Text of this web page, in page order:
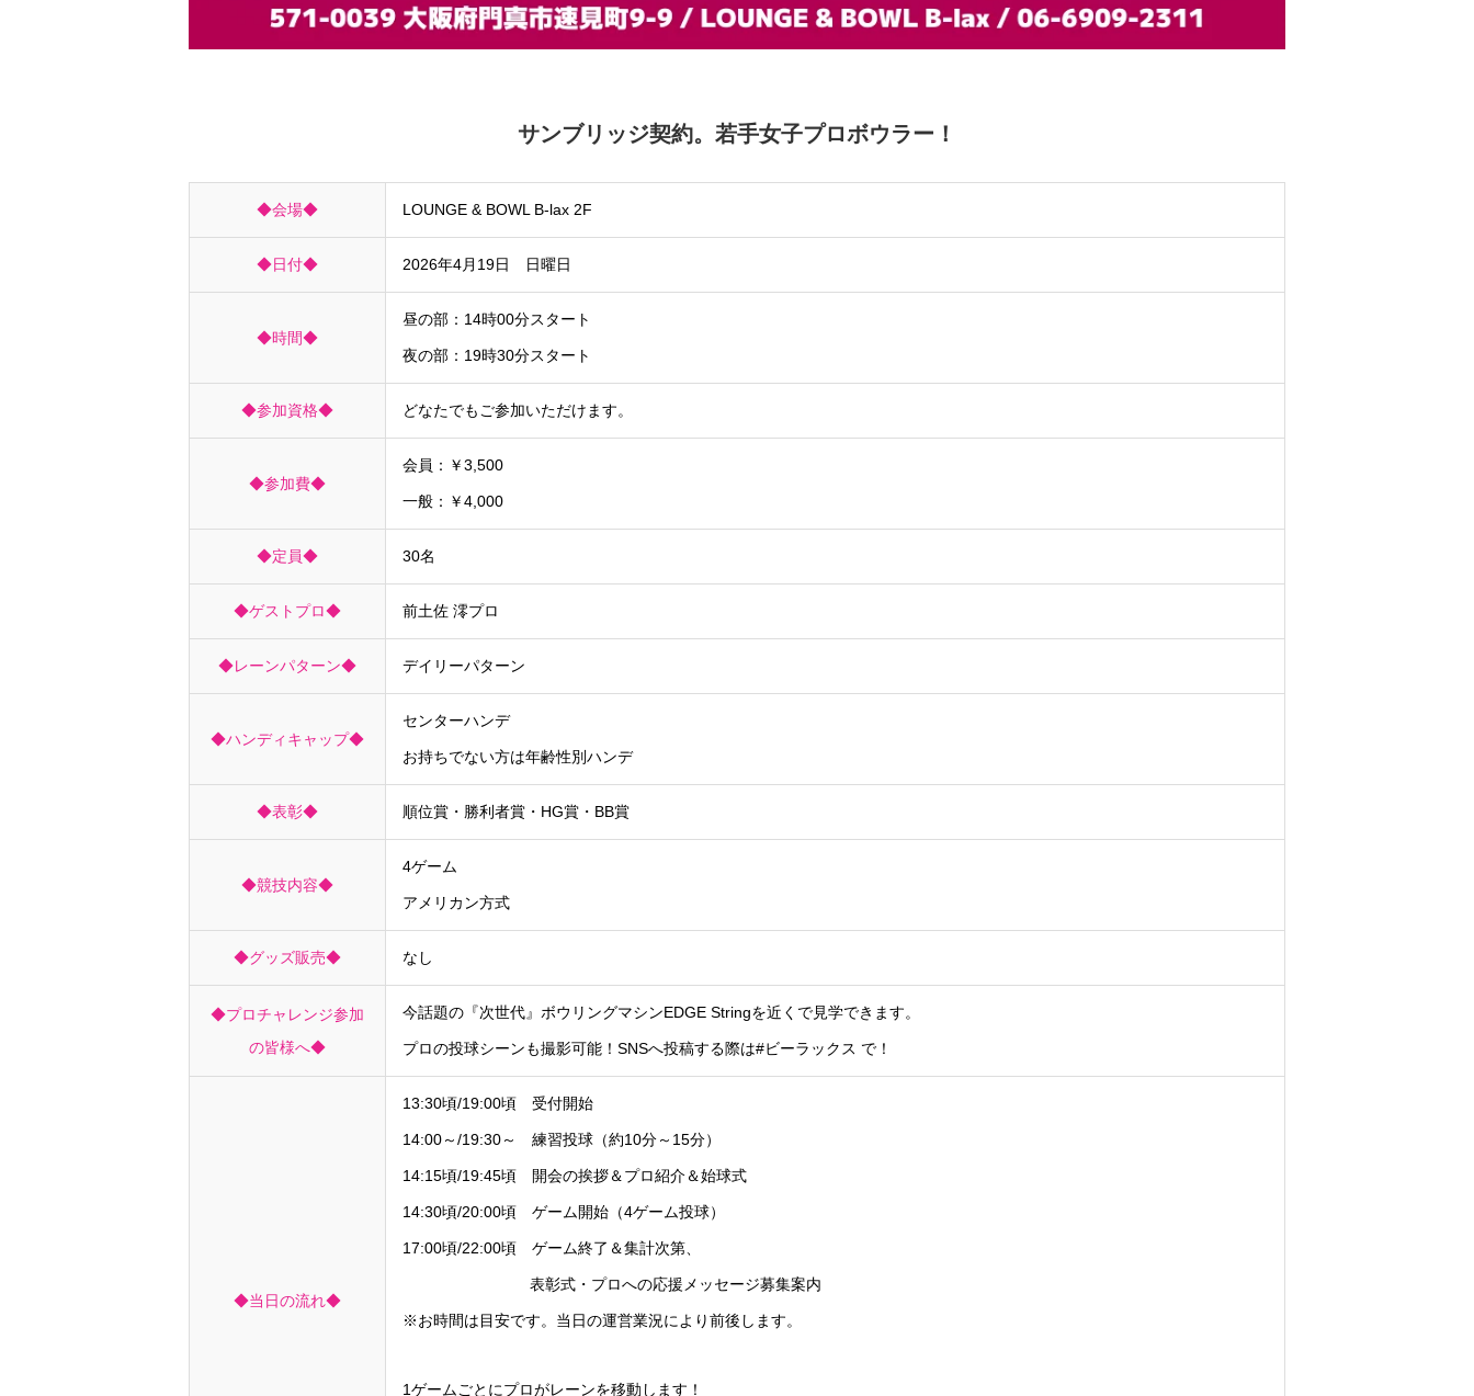
サンブリッジ契約。若手女子プロボウラー！
◆会場◆ LOUNGE & BOWL B-lax 2F
◆日付◆ 2026年4月19日 日曜日
◆時間◆
昼の部：14時00分スタート
夜の部：19時30分スタート
◆参加資格◆ どなたでもご参加いただけます。
◆参加費◆
会員：￥3,500
一般：￥4,000
◆定員◆ 30名
◆ゲストプロ◆ 前土佐 澪プロ
◆レーンパターン◆ デイリーパターン
◆ハンディキャップ◆
センターハンデ
お持ちでない方は年齢性別ハンデ
◆表彰◆ 順位賞・勝利者賞・HG賞・BB賞
◆競技内容◆
4ゲーム
アメリカン方式
◆グッズ販売◆ なし
◆プロチャレンジ参加
の皆様へ◆
今話題の『次世代』ボウリングマシンEDGE Stringを近くで見学できます。
プロの投球シーンも撮影可能！SNSへ投稿する際は#ビーラックス で！
◆当日の流れ◆
13:30頃/19:00頃 受付開始
14:00～/19:30～ 練習投球（約10分～15分）
14:15頃/19:45頃 開会の挨拶＆プロ紹介＆始球式
14:30頃/20:00頃 ゲーム開始（4ゲーム投球）
17:00頃/22:00頃 ゲーム終了＆集計次第、
表彰式・プロへの応援メッセージ募集案内
※お時間は目安です。当日の運営業況により前後します。
1ゲームごとにプロがレーンを移動します！